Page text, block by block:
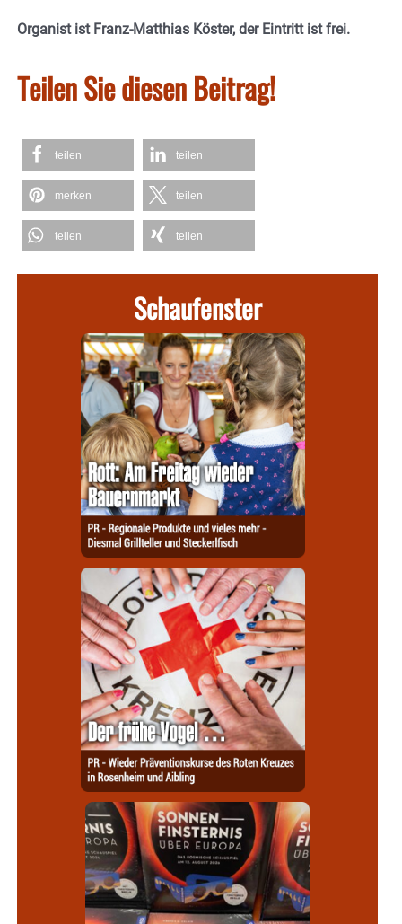
Organist ist Franz-Matthias Köster, der Eintritt ist frei.
Teilen Sie diesen Beitrag!
teilen teilen
merken teilen
teilen teilen
Schaufenster